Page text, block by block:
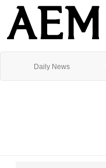
Daily News